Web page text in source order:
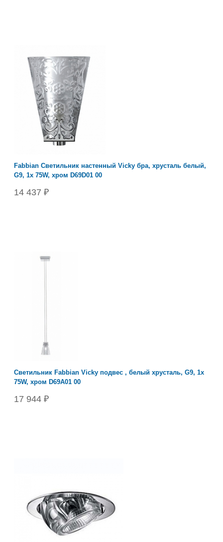
Fabbian Светильник настенный Vicky бра, хрусталь белый,
G9, 1x 75W, хром D69D01 00
14 437 ₽
Светильник Fabbian Vicky подвес , белый хрусталь, G9, 1x
75W, хром D69A01 00
17 944 ₽